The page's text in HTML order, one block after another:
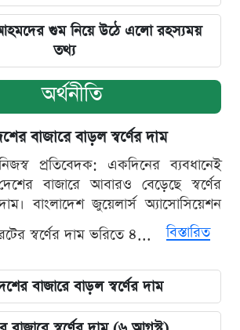
গুম নিয়ে উঠে এলো রহস্যময়
তথ্য
অর্থনীতি
বাজারে বাড়ল স্বর্ণের দাম
প্রতিবেদক: একদিনের ব্যবধানেই
বাজারে আবারও বেড়েছে স্বর্ণের
বাংলাদেশ জুয়েলার্স অ্যাসোসিয়েশন
স্বর্ণের দাম ভরিতে ৪...
বিস্তারিত
বাজারে বাড়ল স্বর্ণের দাম